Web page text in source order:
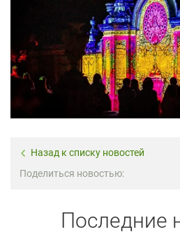
Назад к списку новостей
Поделиться новостью:
Последние